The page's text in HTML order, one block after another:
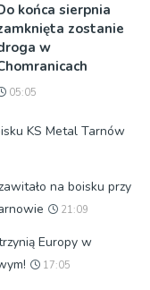
końca sierpnia
zostanie
w
05:05
KS Metal Tarnów
na boisku przy
21:09
Europy w
17:05